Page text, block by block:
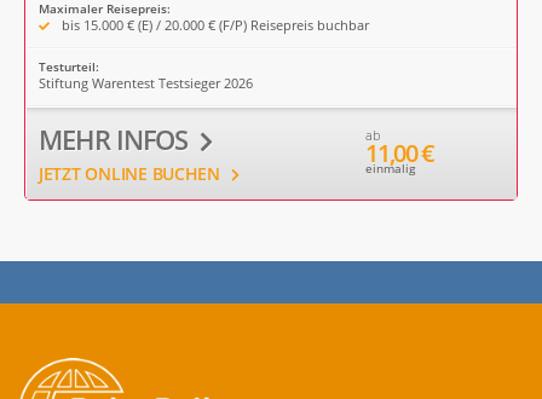
Maximaler Reisepreis:
bis 15.000 € (E) / 20.000 € (F/P) Reisepreis buchbar
Testurteil:
Stiftung Warentest Testsieger 2026
MEHR INFOS
JETZT ONLINE BUCHEN
ab
11,00 €
einmalig